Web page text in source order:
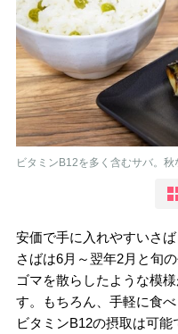
ビタミンB12を多く含むサバ。
安価で手に入れやすいさ
さばは6月～翌年2月と旬
ゴマを散らしたような模
す。もちろん、手軽に食
ビタミンB12の摂取は可能